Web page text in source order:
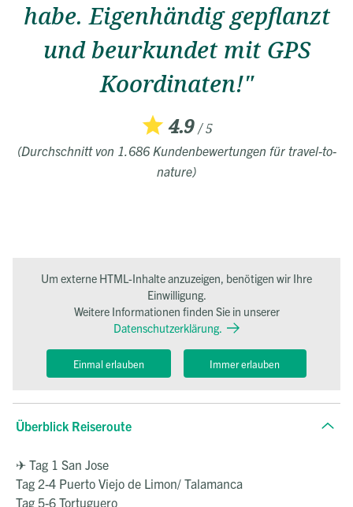
habe. Eigenhändig gepflanzt
und beurkundet mit GPS
Koordinaten!"
4.9/ 5
(Durchschnitt von 1.686 Kundenbewertungen für travel-to-
nature)
Um externe HTML-Inhalte anzuzeigen, benötigen wir Ihre
Einwilligung.
Weitere Informationen finden Sie in unserer
Datenschutzerklärung.
Einmal erlauben Immer erlauben
Überblick Reiseroute
✈ Tag 1 San Jose
Tag 2-4 Puerto Viejo de Limon/ Talamanca
Tag 5-6 Tortuguero